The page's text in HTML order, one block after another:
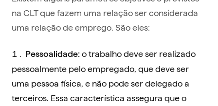
na CLT que fazem uma relação ser considerada
uma relação de emprego. São eles:
Pessoalidade: o trabalho deve ser realizado
pessoalmente pelo empregado, que deve ser
uma pessoa física, e não pode ser delegado a
terceiros. Essa característica assegura que o